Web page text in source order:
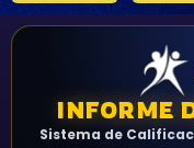
INFORME
Sistema de